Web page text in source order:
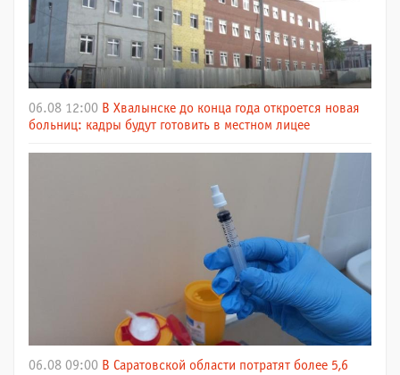
06.08 12:00 В Хвалынске до конца года откроется новая
больниц: кадры будут готовить в местном лицее
06.08 09:00 В Саратовской области потратят более 5,6